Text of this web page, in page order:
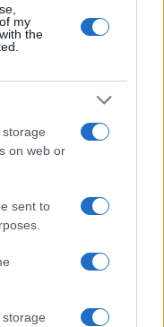
my
the
on web or
sent to